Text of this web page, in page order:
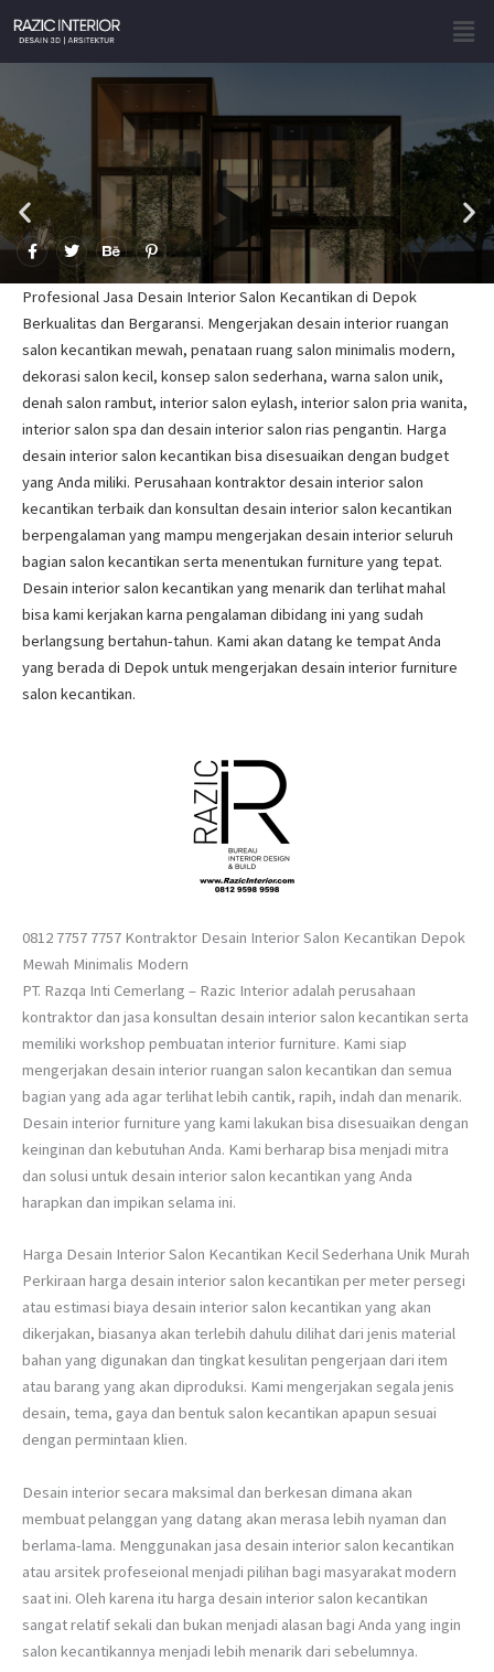
content
F
a
e
b
o
k
f
T
w
t
t
e
B
e
h
a
n
c
P
i
n
t
e
r
e
s
t
-
p
Profesional Jasa Desain Interior Salon Kecantikan di Depok
Berkualitas dan Bergaransi. Mengerjakan desain interior ruangan
salon kecantikan mewah, penataan ruang salon minimalis modern,
dekorasi salon kecil, konsep salon sederhana, warna salon unik,
denah salon rambut, interior salon eylash, interior salon pria wanita,
interior salon spa dan desain interior salon rias pengantin. Harga
desain interior salon kecantikan bisa disesuaikan dengan budget
yang Anda miliki. Perusahaan kontraktor desain interior salon
kecantikan terbaik dan konsultan desain interior salon kecantikan
berpengalaman yang mampu mengerjakan desain interior seluruh
bagian salon kecantikan serta menentukan furniture yang tepat.
Desain interior salon kecantikan yang menarik dan terlihat mahal
bisa kami kerjakan karna pengalaman dibidang ini yang sudah
berlangsung bertahun-tahun. Kami akan datang ke tempat Anda
yang berada di Depok untuk mengerjakan desain interior furniture
salon kecantikan.
0812 7757 7757 Kontraktor Desain Interior Salon Kecantikan Depok
Mewah Minimalis Modern
PT. Razqa Inti Cemerlang – Razic Interior adalah perusahaan
kontraktor dan jasa konsultan desain interior salon kecantikan serta
memiliki workshop pembuatan interior furniture. Kami siap
mengerjakan desain interior ruangan salon kecantikan dan semua
bagian yang ada agar terlihat lebih cantik, rapih, indah dan menarik.
Desain interior furniture yang kami lakukan bisa disesuaikan dengan
keinginan dan kebutuhan Anda. Kami berharap bisa menjadi mitra
dan solusi untuk desain interior salon kecantikan yang Anda
harapkan dan impikan selama ini.
Harga Desain Interior Salon Kecantikan Kecil Sederhana Unik Murah
Perkiraan harga desain interior salon kecantikan per meter persegi
atau estimasi biaya desain interior salon kecantikan yang akan
dikerjakan, biasanya akan terlebih dahulu dilihat dari jenis material
bahan yang digunakan dan tingkat kesulitan pengerjaan dari item
atau barang yang akan diproduksi. Kami mengerjakan segala jenis
desain, tema, gaya dan bentuk salon kecantikan apapun sesuai
dengan permintaan klien.
Desain interior secara maksimal dan berkesan dimana akan
membuat pelanggan yang datang akan merasa lebih nyaman dan
berlama-lama. Menggunakan jasa desain interior salon kecantikan
atau arsitek profeseional menjadi pilihan bagi masyarakat modern
saat ini. Oleh karena itu harga desain interior salon kecantikan
sangat relatif sekali dan bukan menjadi alasan bagi Anda yang ingin
salon kecantikannya menjadi lebih menarik dari sebelumnya.